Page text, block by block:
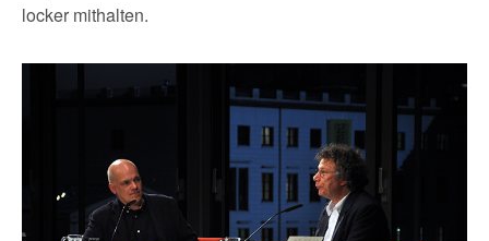
locker mithalten.